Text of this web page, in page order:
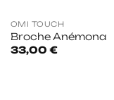
OMI TOUCH
Broche Anémona
33,00 €